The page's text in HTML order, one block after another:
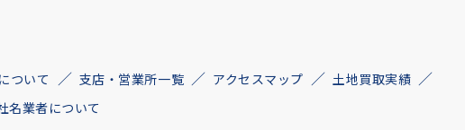
ついて 支店・営業所一覧 アクセスマップ
土地買取実績
名業者について